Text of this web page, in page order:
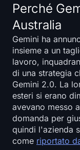
Perché
Australia
Gemini ha
insieme a un
lavoro,
di una strategia
Gemini 2.0. La
esteri si erano
avevano messo
domanda per
quindi l'azienda
come riportato